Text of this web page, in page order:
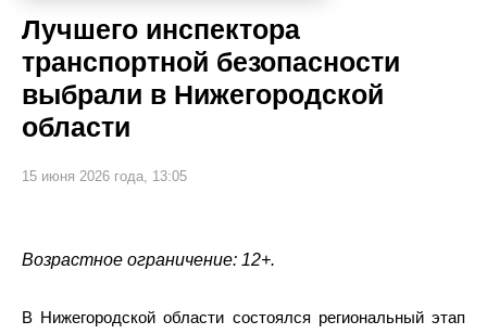
Лучшего инспектора
транспортной безопасности
выбрали в Нижегородской
области
15 июня 2026 года, 13:05
Возрастное ограничение: 12+.
В Нижегородской области состоялся региональный этап